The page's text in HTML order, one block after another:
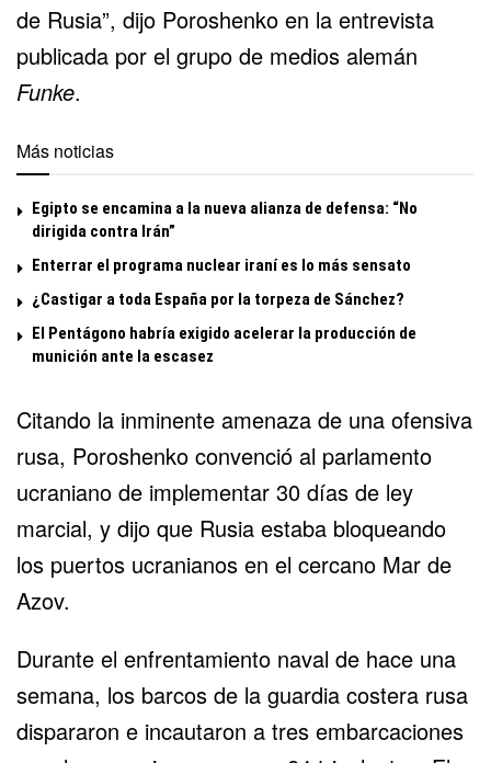
de Rusia”, dijo Poroshenko en la entrevista
publicada por el grupo de medios alemán
Funke.
Más noticias
Egipto se encamina a la nueva alianza de defensa: “No
dirigida contra Irán”
Enterrar el programa nuclear iraní es lo más sensato
¿Castigar a toda España por la torpeza de Sánchez?
El Pentágono habría exigido acelerar la producción de
munición ante la escasez
Citando la inminente amenaza de una ofensiva
rusa, Poroshenko convenció al parlamento
ucraniano de implementar 30 días de ley
marcial, y dijo que Rusia estaba bloqueando
los puertos ucranianos en el cercano Mar de
Azov.
Durante el enfrentamiento naval de hace una
semana, los barcos de la guardia costera rusa
dispararon e incautaron a tres embarcaciones